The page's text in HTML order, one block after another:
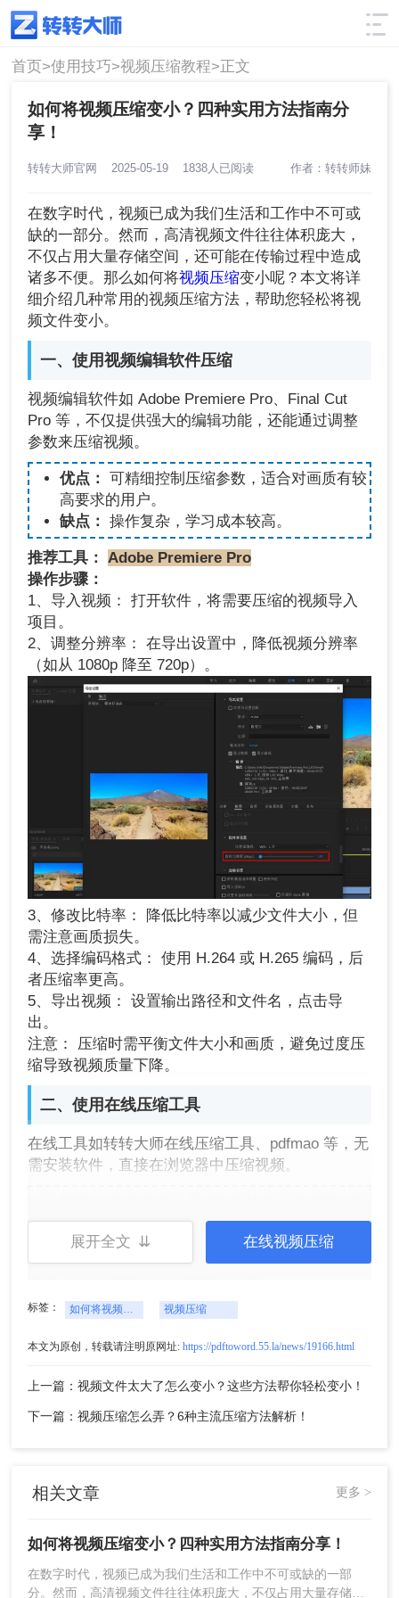
使用技巧 筛选
首页>使用技巧>视频压缩教程>正文
如何将视频压缩变小？四种实用方法指南分
享！
转转大师官网 2025-05-19 1838人已阅读 作者：转转师妹
在数字时代，视频已成为我们生活和工作中不可或
缺的一部分。然而，高清视频文件往往体积庞大，
不仅占用大量存储空间，还可能在传输过程中造成
诸多不便。那么如何将视频压缩变小呢？本文将详
细介绍几种常用的视频压缩方法，帮助您轻松将视
频文件变小。
一、使用视频编辑软件压缩
视频编辑软件如 Adobe Premiere Pro、Final Cut
Pro 等，不仅提供强大的编辑功能，还能通过调整
参数来压缩视频。
优点： 可精细控制压缩参数，适合对画质有较
高要求的用户。
缺点： 操作复杂，学习成本较高。
推荐工具：Adobe Premiere Pro
操作步骤：
1、导入视频： 打开软件，将需要压缩的视频导入
项目。
2、调整分辨率： 在导出设置中，降低视频分辨率
（如从 1080p 降至 720p）。
3、修改比特率： 降低比特率以减少文件大小，但
需注意画质损失。
4、选择编码格式： 使用 H.264 或 H.265 编码，后
者压缩率更高。
5、导出视频： 设置输出路径和文件名，点击导
出。
注意： 压缩时需平衡文件大小和画质，避免过度压
缩导致视频质量下降。
二、使用在线压缩工具
在线工具如转转大师在线压缩工具、pdfmao 等，无
需安装软件，直接在浏览器中压缩视频。
缩。
缺点：上传和下载速度受网络影响。
操作步骤：
1、打开在线视频压缩网址：
https://pdftoword.55.la/videocompress/
缩适合视频文件小于100m的，如果超过100m还是要下
展开全文 ⇊ 在线视频压缩
标签： 如何将视频压缩变小 视频压缩
本文为原创，转载请注明原网址: https://pdftoword.55.la/news/19166.html
上一篇：视频文件太大了怎么变小？这些方法帮你轻松变小！
下一篇：视频压缩怎么弄？6种主流压缩方法解析！
相关文章 更多 >
如何将视频压缩变小？四种实用方法指南分享！
在数字时代，视频已成为我们生活和工作中不可或缺的一部
分。然而，高清视频文件往往体积庞大，不仅占用大量存储空